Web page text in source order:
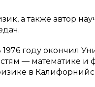
а также автор
году окончил
— математике и
в